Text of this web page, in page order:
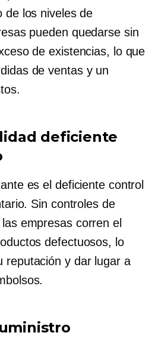
de los niveles de
pueden quedarse sin
de existencias, lo que
de ventas y un
deficiente
es el deficiente control
Sin controles de
empresas corren el
defectuosos, lo
reputación y dar lugar a